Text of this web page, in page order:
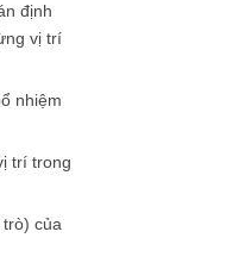
định
vị trí
nhiệm
trí trong
của